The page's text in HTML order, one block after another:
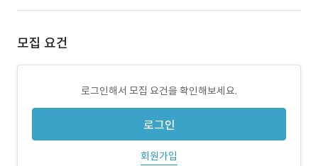
모집 요건
로그인해서 모집 요건을 확인해보세요.
로그인
회원가입